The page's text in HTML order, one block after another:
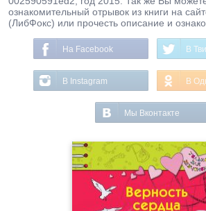
ознакомительный отрывок из книги на
(ЛибФокс) или прочесть описание и
На Facebook В
В Instagram В
Мы Вконтакте